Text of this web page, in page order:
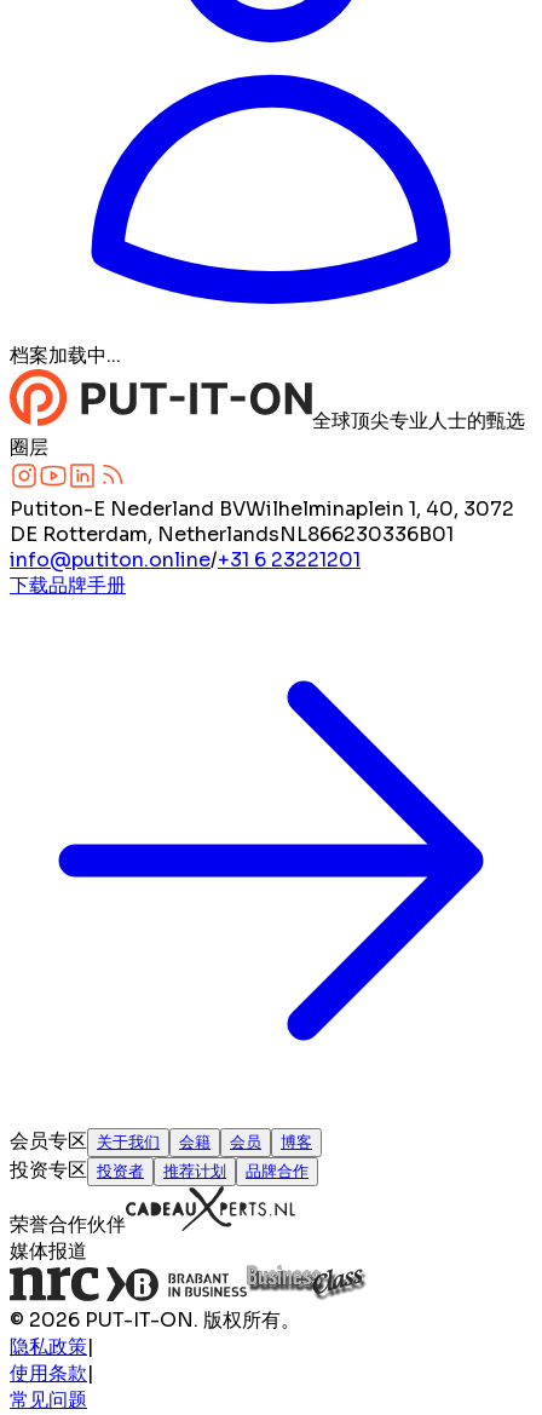
档案加载中...
全球顶尖专业人士的甄选
圈层
Putiton-E Nederland BVWilhelminaplein 1, 40, 3072
DE Rotterdam, NetherlandsNL866230336B01
info@putiton.online/+31 6 23221201
下载品牌手册
会员专区 关于我们 会籍 会员 博客
投资专区 投资者 推荐计划 品牌合作
荣誉合作伙伴
媒体报道
© 2026 PUT-IT-ON. 版权所有。
隐私政策|
使用条款|
常见问题